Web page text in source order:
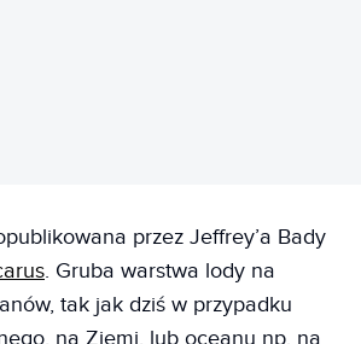
przez Jeffrey’a Bady
. Gruba warstwa lody na
tak jak dziś w przypadku
na Ziemi, lub oceanu np. na